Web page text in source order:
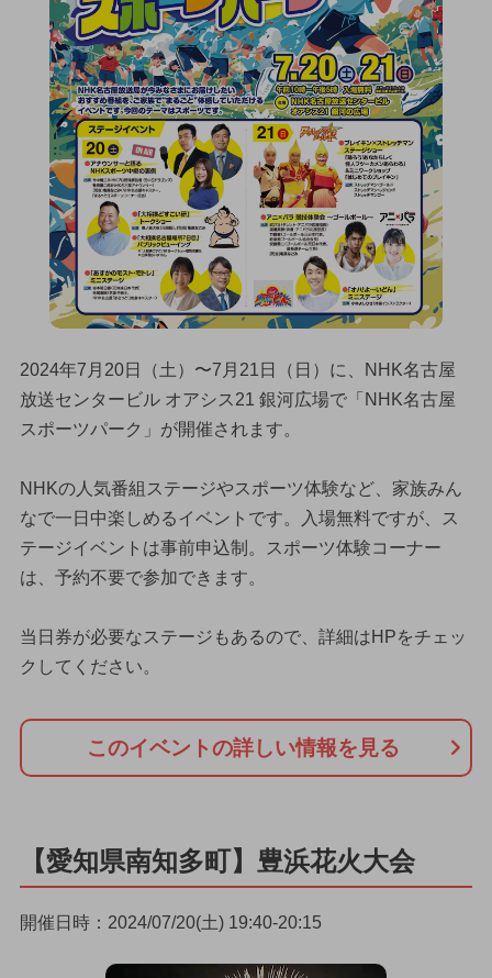
2024年7月20日（土）〜7月21日（日）に、NHK名古屋
放送センタービル オアシス21 銀河広場で「NHK名古屋
スポーツパーク」が開催されます。
NHKの人気番組ステージやスポーツ体験など、家族みん
なで一日中楽しめるイベントです。入場無料ですが、ス
テージイベントは事前申込制。スポーツ体験コーナー
は、予約不要で参加できます。
当日券が必要なステージもあるので、詳細はHPをチェッ
クしてください。
このイベントの詳しい情報を見る
【愛知県南知多町】豊浜花火大会
開催日時：2024/07/20(土) 19:40-20:15